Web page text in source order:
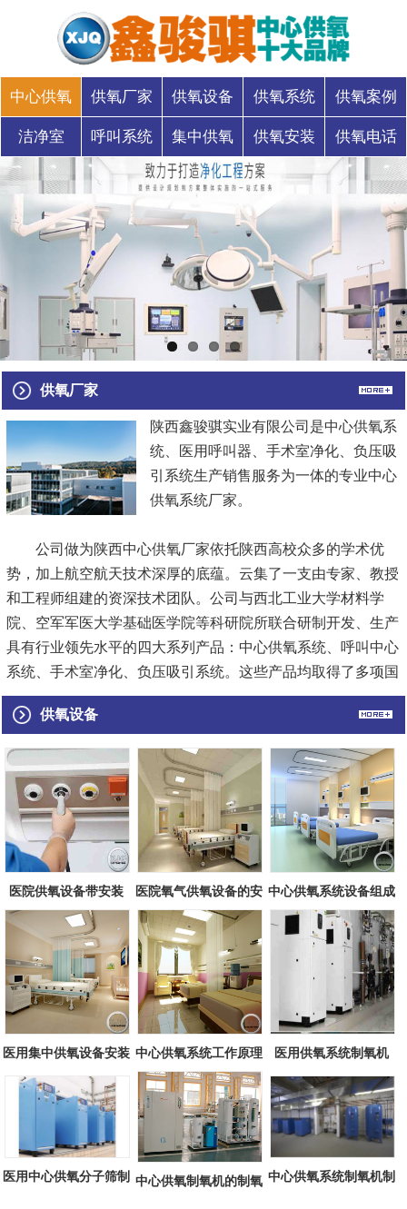
中心供氧 供氧厂家 供氧设备 供氧系统 供氧案例
洁净室 呼叫系统 集中供氧 供氧安装 供氧电话
供氧厂家
陕西鑫骏骐实业有限公司是中心供氧系
统、医用呼叫器、手术室净化、负压吸
引系统生产销售服务为一体的专业中心
供氧系统厂家。
公司做为陕西中心供氧厂家依托陕西高校众多的学术优
势，加上航空航天技术深厚的底蕴。云集了一支由专家、教授
和工程师组建的资深技术团队。公司与西北工业大学材料学
院、空军军医大学基础医学院等科研院所联合研制开发、生产
具有行业领先水平的四大系列产品：中心供氧系统、呼叫中心
系统、手术室净化、负压吸引系统。这些产品均取得了多项国
家专利，填补了国内外市场的空白.极大满足了临床需求，为
护理行业提供了专业实用的解决方案，受到了众多使用单位的
好评与青...[查看详情]
供氧设备
医院供氧设备带安装
医院氧气供氧设备的安
全性
中心供氧系统设备组成
医用集中供氧设备安装
方案
中心供氧系统工作原理 医用供氧系统制氧机
医用中心供氧分子筛制 中心供氧制氧机的制氧 中心供氧系统制氧机制